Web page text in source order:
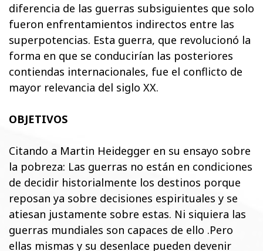
diferencia de las guerras subsiguientes que solo
fueron enfrentamientos indirectos entre las
superpotencias. Esta guerra, que revolucionó la
forma en que se conducirían las posteriores
contiendas internacionales, fue el conflicto de
mayor relevancia del siglo XX.
OBJETIVOS
Citando a Martin Heidegger en su ensayo sobre
la pobreza: Las guerras no están en condiciones
de decidir historialmente los destinos porque
reposan ya sobre decisiones espirituales y se
atiesan justamente sobre estas. Ni siquiera las
guerras mundiales son capaces de ello .Pero
ellas mismas y su desenlace pueden devenir